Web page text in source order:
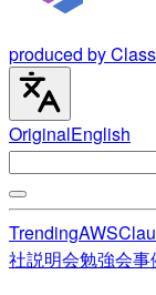
produced by
OriginalEnglish
TrendingAWS
社説明会勉強会事